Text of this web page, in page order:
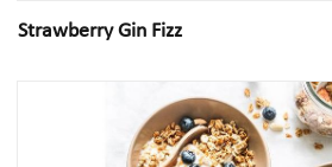
Strawberry Gin Fizz